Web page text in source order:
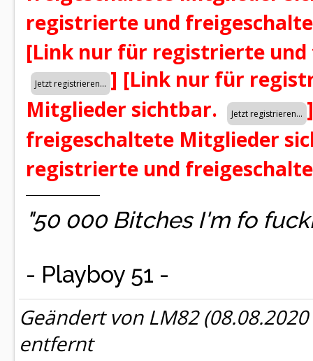
registrierte und
[Link nur für registrierte
] [Link nur für
Mitglieder sichtbar.
]
freigeschaltete Mitglieder
registrierte und
"50 000 Bitches I'm fo
- Playboy 51 -
Geändert von LM82
entfernt